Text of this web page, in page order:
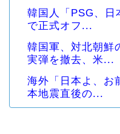
韓国人「PSG、日
で正式オフ...
韓国軍、対北朝鮮
実弾を撤去、米...
海外「日本よ、お
本地震直後の...